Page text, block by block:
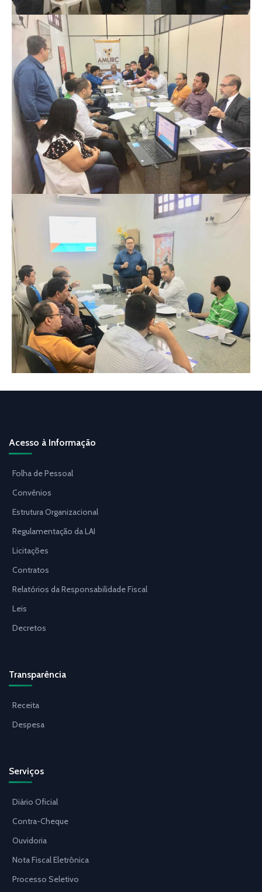
Acesso à Informação
Folha de Pessoal
Convênios
Estrutura Organizacional
Regulamentação da LAI
Licitações
Contratos
Relatórios da Responsabilidade Fiscal
Leis
Decretos
Transparência
Receita
Despesa
Serviços
Diário Oficial
Contra-Cheque
Ouvidoria
Nota Fiscal Eletrônica
Processo Seletivo